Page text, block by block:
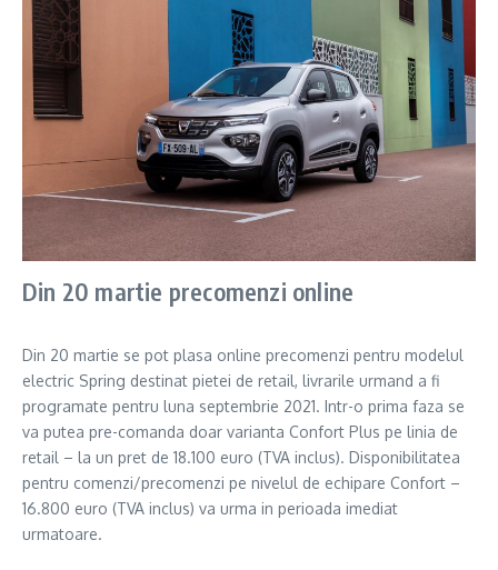
Din 20 martie precomenzi online
Din 20 martie se pot plasa online precomenzi pentru modelul
electric Spring destinat pietei de retail, livrarile urmand a fi
programate pentru luna septembrie 2021. Intr-o prima faza se
va putea pre-comanda doar varianta Confort Plus pe linia de
retail – la un pret de 18.100 euro (TVA inclus). Disponibilitatea
pentru comenzi/precomenzi pe nivelul de echipare Confort –
16.800 euro (TVA inclus) va urma in perioada imediat
urmatoare.